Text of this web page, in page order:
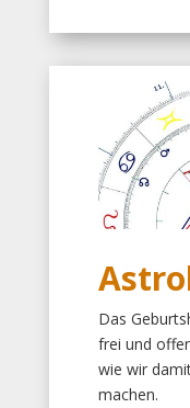
Das
frei und
wie wir
machen.